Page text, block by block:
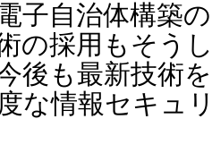
子自治体構築
の採用もそう
後も最新技術
な情報セキュ